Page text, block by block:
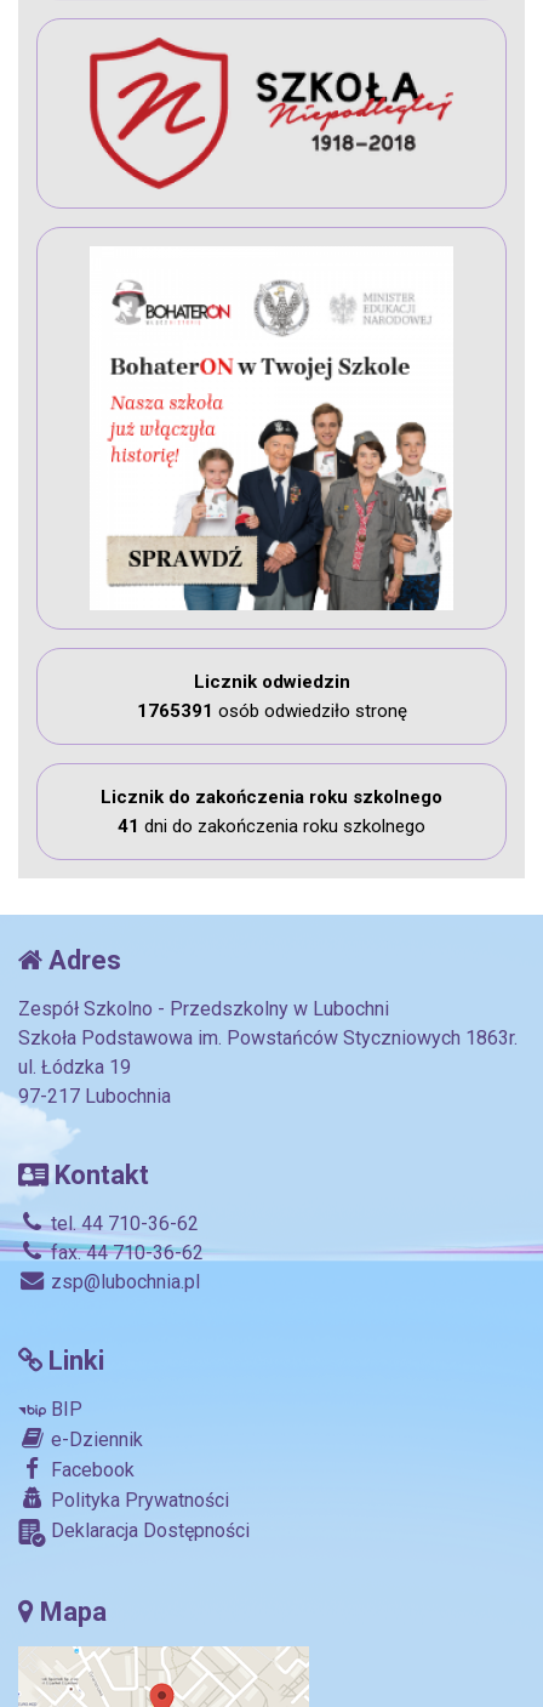
Licznik odwiedzin
1765391 osób odwiedziło stronę
Licznik do zakończenia roku szkolnego
41 dni do zakończenia roku szkolnego
Adres
Zespół Szkolno - Przedszkolny w Lubochni
Szkoła Podstawowa im. Powstańców Styczniowych 1863r.
ul. Łódzka 19
97-217 Lubochnia
Kontakt
tel. 44 710-36-62
fax. 44 710-36-62
zsp@lubochnia.pl
Linki
BIP
e-Dziennik
Facebook
Polityka Prywatności
Deklaracja Dostępności
Mapa